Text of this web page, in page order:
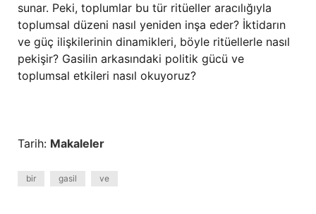
sunar. Peki, toplumlar bu tür ritüeller aracılığıyla
toplumsal düzeni nasıl yeniden inşa eder? İktidarın
ve güç ilişkilerinin dinamikleri, böyle ritüellerle nasıl
pekişir? Gasilin arkasındaki politik gücü ve
toplumsal etkileri nasıl okuyoruz?
Tarih: Makaleler
bir gasil ve